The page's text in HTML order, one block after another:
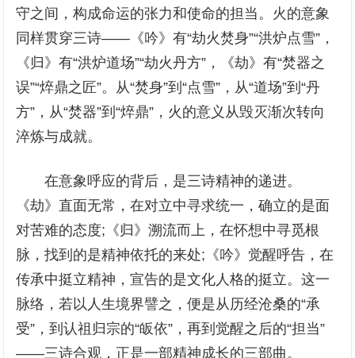
守之间，构成命运的张力和使命的担当。火的意象
同样贯穿三诗——《吟》有“劫火焚身”“洪炉点雪”，
《归》有“洪炉道场”“劫火丹方”，《劫》有“焚器之
误”“焠鼎之匠”。从“焚身”到“点雪”，从“道场”到“丹
方”，从“焚器”到“焠鼎”，火的意义从毁灭渐次转向
淬炼与成就。
在意象呼应的背后，是三诗精神的递进。
《劫》直面无常，在对立中寻求统一，确立的是面
对苦难的态度;《归》溯流而上，在怀想中寻觅根
脉，找到的是精神依托的来处;《吟》觉醒呼告，在
传承中挺立精神，宣告的是文化人格的挺立。这一
脉络，若以人生境界譬之，便是从历经沧桑的“承
受”，到认祖归宗的“皈依”，再到觉醒之后的“担当”
——三诗合观，正是一部精神成长的三部曲。